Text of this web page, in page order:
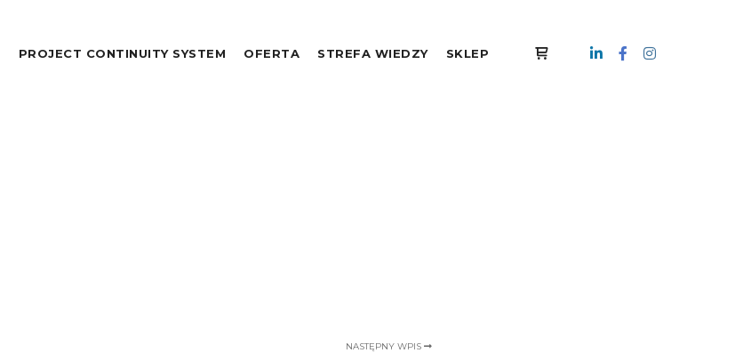
PROJECT CONTINUITY SYSTEM OFERTA STREFA WIEDZY
SKLEP
NASTĘPNY WPIS